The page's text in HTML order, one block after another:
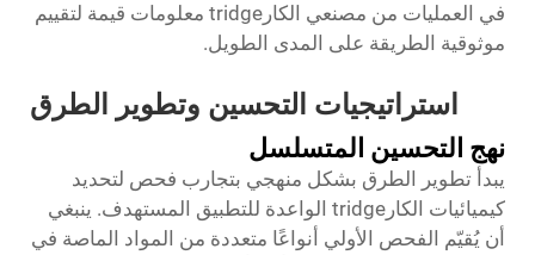
في العمليات من مصنعي الكارtridge معلومات قيمة لتقييم
موثوقية الطريقة على المدى الطويل.
استراتيجيات التحسين وتطوير الطرق
نهج التحسين المتسلسل
يبدأ تطوير الطرق بشكل منهجي بتجارب فحص لتحديد
كيميائيات الكارtridge الواعدة للتطبيق المستهدف. ينبغي
أن يُقيّم الفحص الأولي أنواعًا متعددة من المواد الماصة في